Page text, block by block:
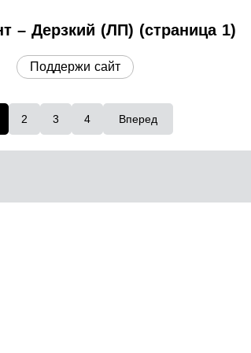
– Дерзкий (ЛП) (страница 1)
Поддержи сайт
2 3 4 Вперед